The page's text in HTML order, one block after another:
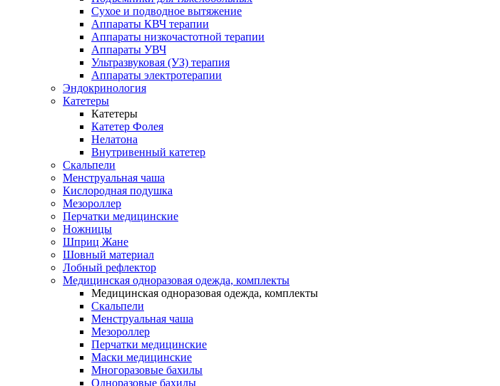
Сухое и подводное вытяжение
Аппараты КВЧ терапии
Аппараты низкочастотной терапии
Аппараты УВЧ
Ультразвуковая (УЗ) терапия
Аппараты электротерапии
Эндокринология
Катетеры
Катетеры
Катетер Фолея
Нелатона
Внутривенный катетер
Скальпели
Менструальная чаша
Кислородная подушка
Мезороллер
Перчатки медицинские
Ножницы
Шприц Жане
Шовный материал
Лобный рефлектор
Медицинская одноразовая одежда, комплекты
Медицинская одноразовая одежда, комплекты
Скальпели
Менструальная чаша
Мезороллер
Перчатки медицинские
Маски медицинские
Многоразовые бахилы
Одноразовые бахилы